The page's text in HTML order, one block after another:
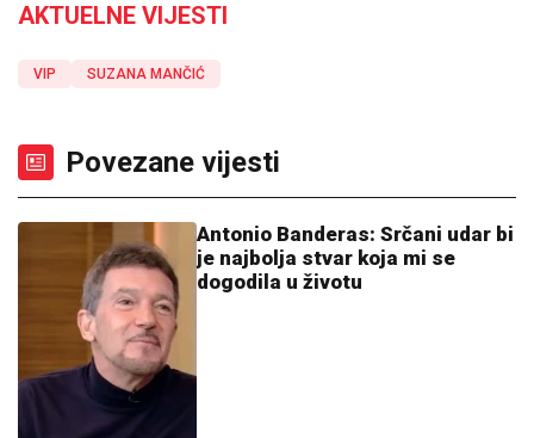
AKTUELNE VIJESTI
VIP SUZANA MANČIĆ
Povezane vijesti
Antonio Banderas: Srčani udar bi
je najbolja stvar koja mi se
dogodila u životu